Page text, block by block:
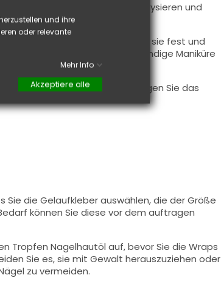
LED-Lampe, um sie zu katalysieren und
Wraps ausgehärtet sind, sind sie fest und
Sie Ihre neue elegante und trendige Maniküre
und einen intensiveren Glanz tragen Sie das
Sie die Gelaufkleber auswählen, die der Größe
können Sie diese vor dem auftragen
Tropfen Nagelhautöl auf, bevor Sie die Wraps
Sie es, sie mit Gewalt herauszuziehen oder
zu vermeiden.
und ihre
oder relevante
Mehr Info
Akzeptiere alle